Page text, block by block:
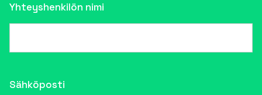
Yhteyshenkilön nimi
Sähköposti